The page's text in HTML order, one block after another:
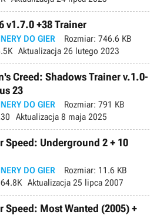
v1.7.0 +38 Trainer
DO GIER Rozmiar: 746.6 KB
Aktualizacja 26 lutego 2023
Creed: Shadows Trainer v.1.0-
23
DO GIER Rozmiar: 791 KB
Aktualizacja 8 maja 2025
Speed: Underground 2 + 10
DO GIER Rozmiar: 11.6 KB
Aktualizacja 25 lipca 2007
Speed: Most Wanted (2005) +